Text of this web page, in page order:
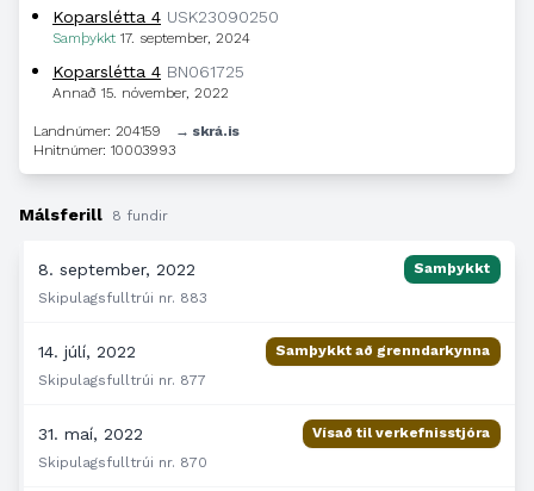
Koparslétta 4 USK23090250
Samþykkt 17. september, 2024
Koparslétta 4 BN061725
Annað 15. nóvember, 2022
Landnúmer: 204159
→ skrá.is
Hnitnúmer: 10003993
Málsferill 8 fundir
8. september, 2022
Samþykkt
Skipulagsfulltrúi nr. 883
14. júlí, 2022
Samþykkt að grenndarkynna
Skipulagsfulltrúi nr. 877
31. maí, 2022
Vísað til verkefnisstjóra
Skipulagsfulltrúi nr. 870